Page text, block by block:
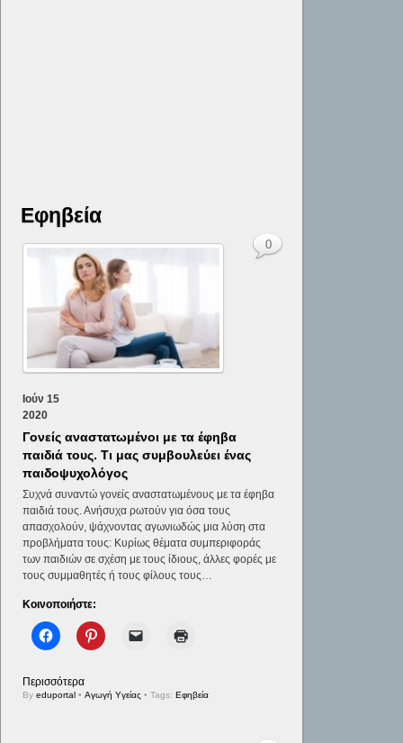
Εφηβεία
Ιούν 15
2020
Γονείς αναστατωμένοι με τα έφηβα
παιδιά τους. Τι μας συμβουλεύει ένας
παιδοψυχολόγος
Συχνά συναντώ γονείς αναστατωμένους με τα έφηβα
παιδιά τους. Ανήσυχα ρωτούν για όσα τους
απασχολούν, ψάχνοντας αγωνιωδώς μια λύση στα
προβλήματα τους: Κυρίως θέματα συμπεριφοράς
των παιδιών σε σχέση με τους ίδιους, άλλες φορές με
τους συμμαθητές ή τους φίλους τους…
Κοινοποιήστε:
Περισσότερα
Byeduportal • Αγωγή Υγείας
0
• Tags:Εφηβεία